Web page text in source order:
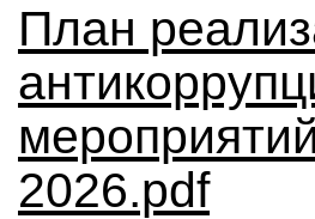
План
мероприятий
2026.pdf